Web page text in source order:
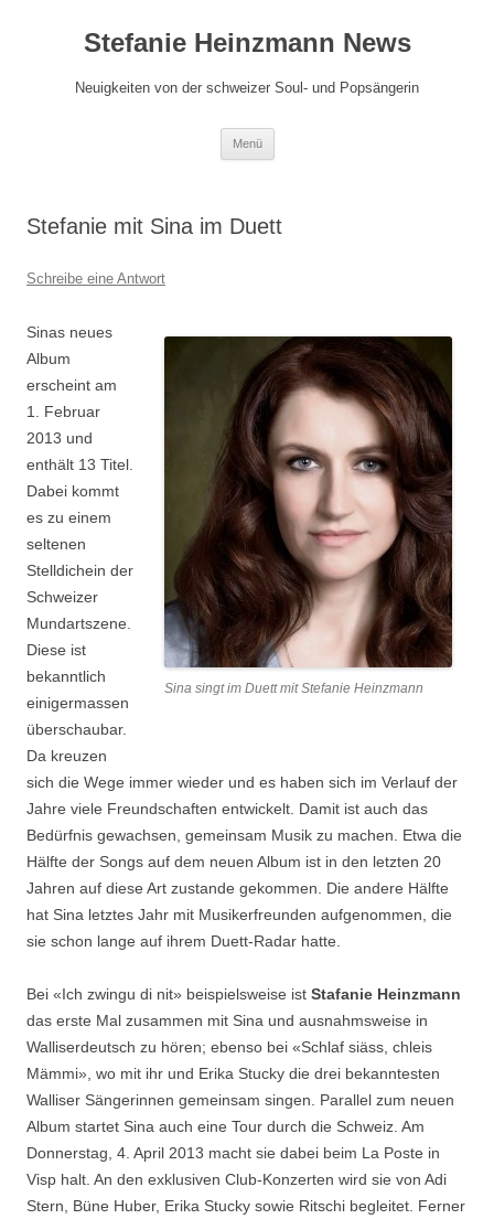
springenStefanie Heinzmann News
Neuigkeiten von der schweizer Soul- und Popsängerin
Menü
Stefanie mit Sina im Duett
Schreibe eine Antwort
Sina singt im Duett mit Stefanie Heinzmann
Sinas neues
Album
erscheint am
1. Februar
2013 und
enthält 13 Titel.
Dabei kommt
es zu einem
seltenen
Stelldichein der
Schweizer
Mundartszene.
Diese ist
bekanntlich
einigermassen
überschaubar.
Da kreuzen
sich die Wege immer wieder und es haben sich im Verlauf der
Jahre viele Freundschaften entwickelt. Damit ist auch das
Bedürfnis gewachsen, gemeinsam Musik zu machen. Etwa die
Hälfte der Songs auf dem neuen Album ist in den letzten 20
Jahren auf diese Art zustande gekommen. Die andere Hälfte
hat Sina letztes Jahr mit Musikerfreunden aufgenommen, die
sie schon lange auf ihrem Duett-Radar hatte.
Bei «Ich zwingu di nit» beispielsweise ist Stafanie Heinzmann
das erste Mal zusammen mit Sina und ausnahmsweise in
Walliserdeutsch zu hören; ebenso bei «Schlaf siäss, chleis
Mämmi», wo mit ihr und Erika Stucky die drei bekanntesten
Walliser Sängerinnen gemeinsam singen. Parallel zum neuen
Album startet Sina auch eine Tour durch die Schweiz. Am
Donnerstag, 4. April 2013 macht sie dabei beim La Poste in
Visp halt. An den exklusiven Club-Konzerten wird sie von Adi
Stern, Büne Huber, Erika Stucky sowie Ritschi begleitet. Ferner